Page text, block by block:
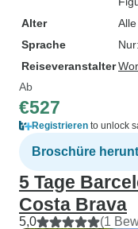
Alter
Sprache
Reiseveranstalter
Ab
€527
Registrieren to unlock
Broschüre
5 Tage
Costa Brava
5,0 (1